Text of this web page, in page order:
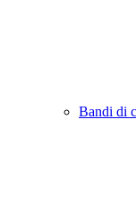
Bandi di